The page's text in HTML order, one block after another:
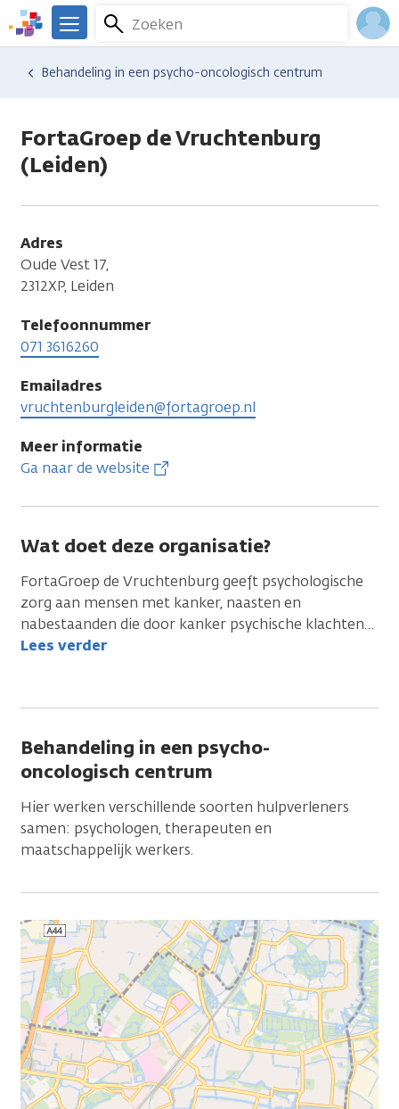
Overslaan
en
naar
We
er
Kanker.nl
Zoeken
Menu
Hulp en ondersteuning
Vind hulp bij kanker
Behandeling in een psycho-oncologisch centrum
FortaGroep de Vruchtenburg
(Leiden)
Adres
Oude Vest 17,
2312XP, Leiden
Telefoonnummer
071 3616260
Emailadres
vruchtenburgleiden@fortagroep.nl
Meer informatie
Ga naar de website
Wat doet deze organisatie?
FortaGroep de Vruchtenburg geeft psychologische
zorg aan mensen met kanker, naasten en
nabestaanden die door kanker psychische klachten…
Lees verder
Behandeling in een psycho-
oncologisch centrum
Hier werken verschillende soorten hulpverleners
samen: psychologen, therapeuten en
maatschappelijk werkers.